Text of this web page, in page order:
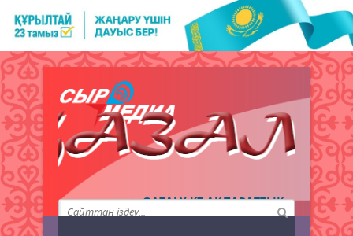
QAZALY.KZ АҚПАРАТТЫҚ
АГЕНТТІГІ